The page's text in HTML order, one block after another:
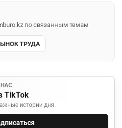
по связанным темам
ТРУДА
TikTok
истории дня.